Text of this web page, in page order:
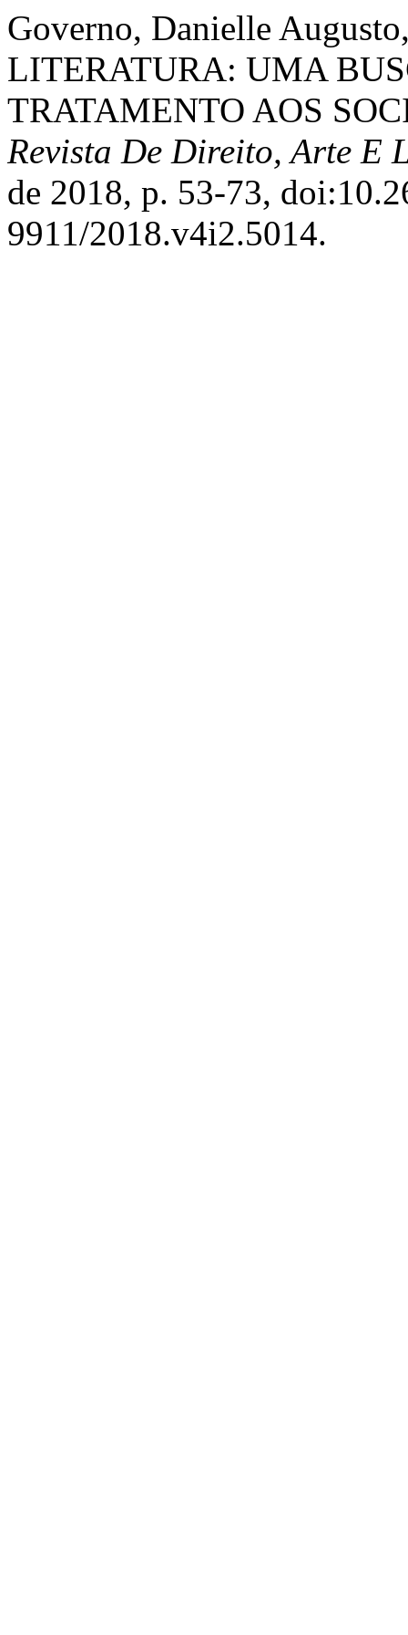
Governo, Danielle
LITERATURA: UMA
TRATAMENTO AOS
Revista De Direito, Arte E
de 2018, p. 53-73,
9911/2018.v4i2.5014.